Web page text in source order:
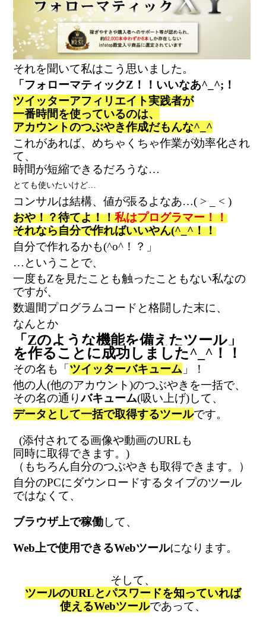
それを聞いて私はこう思いました。
「フォローマティックZ！！いいなあ^_^;！
ツイッターアフィリエイト実践者が
一番時間を使っているのは、
アカウントのつぶやき作成だもんな^_^
これがあれば、めちゃくちゃ作業が効率化され
て、
時間が短縮できるだろうな…
とても使いたいけど…
コンサルは結構、値が張るよなあ…( > _ < )
おや！？待てよ！！私はプログラマー！！
それなら自分で作ればいいやん(^_^！！
自分で作れるかも(^o^！？」
…ということで、
一度もZを見たことも触ったこともない私なの
ですが、
数週間プログラムコードと格闘した末に、
なんとか
「Zのような機能を備えたツール」
を作ることに成功しました^_^！！
その名も 「ツイッターバキューム 」！
他の人(他のアカウント)のつぶやきを一括で、
その名の通りバキューム(吸い上げ)して、
データとして一括で取得するツールです。
(添付されてる画像や動画のURLも
同時に取得できます。)
（もちろん自分のつぶやきも取得できます。）
自分のPCにダウンロードするタイプのツール
ではなくて、
ブラウザ上で稼働して、
Web上で使用できるWebツールになります。
そして、
ツールのURLとパスワードを知っていれば
使えるWebツールであって、